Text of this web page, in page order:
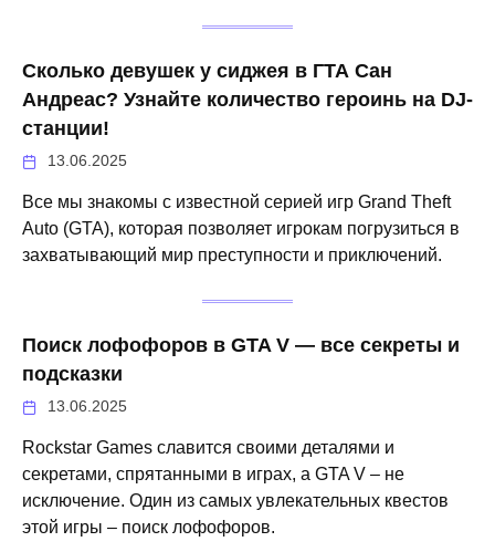
Сколько девушек у сиджея в ГТА Сан
Андреас? Узнайте количество героинь на DJ-
станции!
13.06.2025
Все мы знакомы с известной серией игр Grand Theft
Auto (GTA), которая позволяет игрокам погрузиться в
захватывающий мир преступности и приключений.
Поиск лофофоров в GTA V — все секреты и
подсказки
13.06.2025
Rockstar Games славится своими деталями и
секретами, спрятанными в играх, а GTA V – не
исключение. Один из самых увлекательных квестов
этой игры – поиск лофофоров.